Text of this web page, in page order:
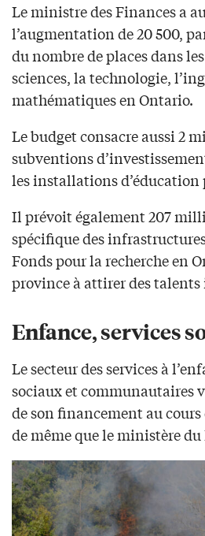
Le ministre des Finances a
l’augmentation de 20 500,
du nombre de places dans
sciences, la technologie,
mathématiques en Ontario.
Le budget consacre aussi 2
subventions
les installations d’éducation
Il prévoit également 207
spécifique des
Fonds pour la recherche en
province à attirer des
Enfance, services
Le secteur des services à
sociaux et communautaires
de son financement au cours
de même que le ministère